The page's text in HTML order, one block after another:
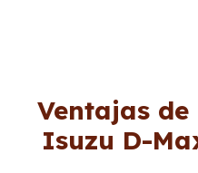
Ventajas
Isuzu D-